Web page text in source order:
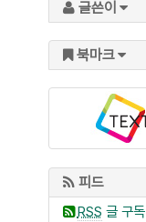
글쓴이
북마크
피드
RSS 글 구독